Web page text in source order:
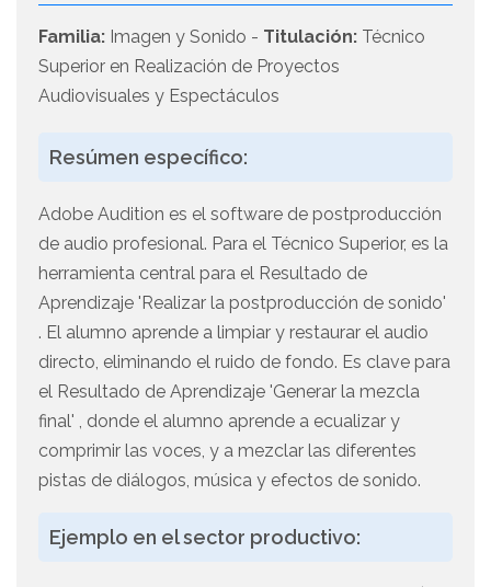
Familia: Imagen y Sonido - Titulación: Técnico
Superior en Realización de Proyectos
Audiovisuales y Espectáculos
Resúmen específico:
Adobe Audition es el software de postproducción
de audio profesional. Para el Técnico Superior, es la
herramienta central para el Resultado de
Aprendizaje 'Realizar la postproducción de sonido'
. El alumno aprende a limpiar y restaurar el audio
directo, eliminando el ruido de fondo. Es clave para
el Resultado de Aprendizaje 'Generar la mezcla
final' , donde el alumno aprende a ecualizar y
comprimir las voces, y a mezclar las diferentes
pistas de diálogos, música y efectos de sonido.
Ejemplo en el sector productivo: